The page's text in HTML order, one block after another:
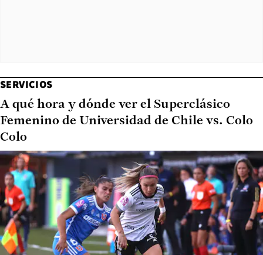
SERVICIOS
A qué hora y dónde ver el Superclásico
Femenino de Universidad de Chile vs. Colo
Colo